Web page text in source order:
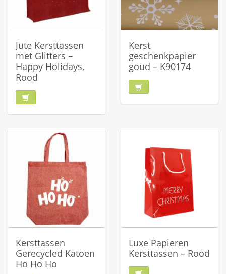
Jute Kersttassen
met Glitters –
Happy Holidays,
Rood
Kerst
geschenkpapier
goud – K90174
Kersttassen
Gerecycled Katoen
Ho Ho Ho
Luxe Papieren
Kersttassen – Rood